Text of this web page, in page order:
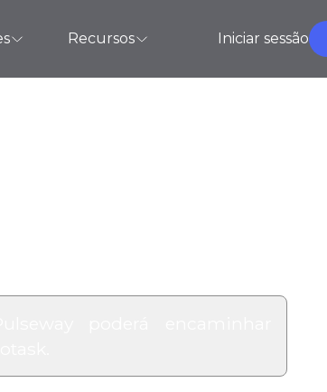
Recursos Iniciar sessão